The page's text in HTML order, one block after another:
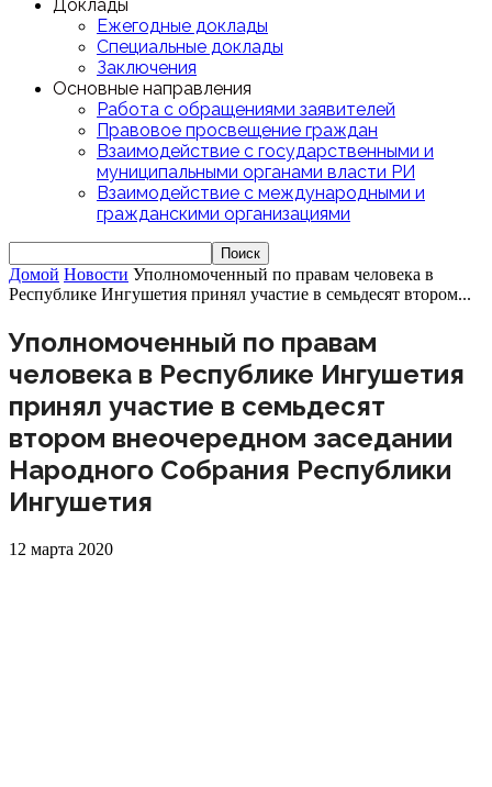
Доклады
Ежегодные доклады
Специальные доклады
Заключения
Основные направления
Работа с обращениями заявителей
Правовое просвещение граждан
Взаимодействие с государственными и
муниципальными органами власти РИ
Взаимодействие с международными и
гражданскими организациями
Домой Новости Уполномоченный по правам человека в
Республике Ингушетия принял участие в семьдесят втором...
Уполномоченный по правам
человека в Республике Ингушетия
принял участие в семьдесят
втором внеочередном заседании
Народного Собрания Республики
Ингушетия
12 марта 2020